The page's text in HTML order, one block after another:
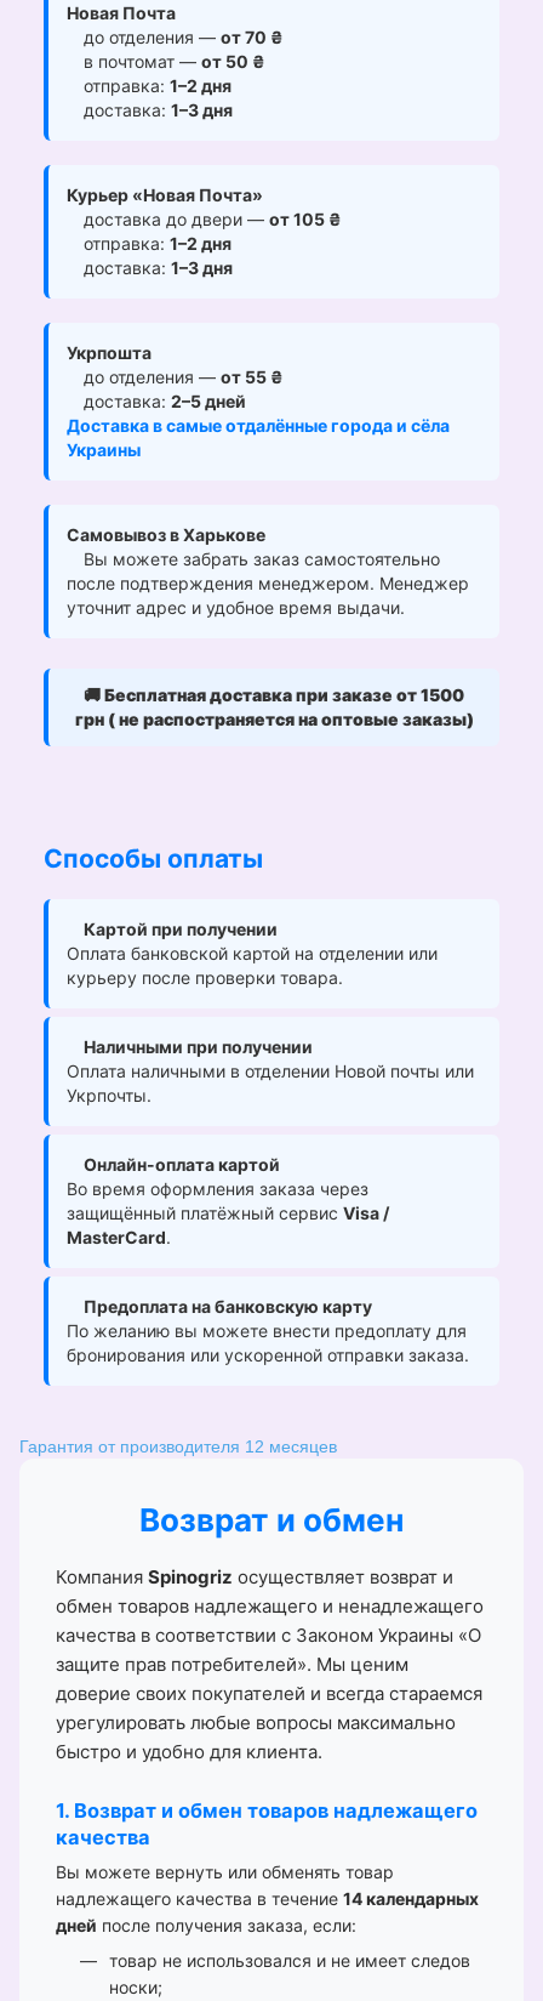
Новая Почта
до отделения — от 70 ₴
в почтомат — от 50 ₴
отправка: 1–2 дня
доставка: 1–3 дня
Курьер «Новая Почта»
доставка до двери — от 105 ₴
отправка: 1–2 дня
доставка: 1–3 дня
Укрпошта
до отделения — от 55 ₴
доставка: 2–5 дней
Доставка в самые отдалённые города и сёла
Украины
Самовывоз в Харькове
Вы можете забрать заказ самостоятельно
после подтверждения менеджером. Менеджер
уточнит адрес и удобное время выдачи.
🚚Бесплатная доставка при заказе от 1500
грн ( не распостраняется на оптовые заказы)
Способы оплаты
Картой при получении
Оплата банковской картой на отделении или
курьеру после проверки товара.
Наличными при получении
Оплата наличными в отделении Новой почты или
Укрпочты.
Онлайн-оплата картой
Во время оформления заказа через
защищённый платёжный сервис Visa /
MasterCard.
Предоплата на банковскую карту
По желанию вы можете внести предоплату для
бронирования или ускоренной отправки заказа.
Гарантия от производителя 12 месяцев
Возврат и обмен
Компания Spinogriz осуществляет возврат и
обмен товаров надлежащего и ненадлежащего
качества в соответствии с Законом Украины «О
защите прав потребителей». Мы ценим
доверие своих покупателей и всегда стараемся
урегулировать любые вопросы максимально
быстро и удобно для клиента.
1. Возврат и обмен товаров надлежащего
качества
Вы можете вернуть или обменять товар
надлежащего качества в течение 14 календарных
дней после получения заказа, если:
товар не использовался и не имеет следов
носки;